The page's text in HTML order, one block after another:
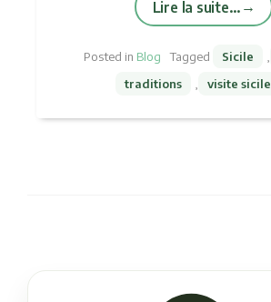
Lire la suite…
Posted in Blog Tagged Sicile
traditions
visite sicile